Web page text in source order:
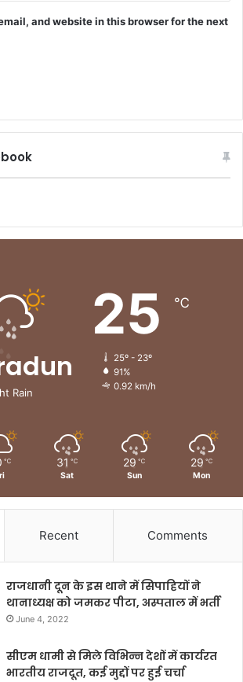
and website in this browser for the next
Rain
25 ℃
25º - 23º
91%
0.92 km/h
℃ 31 ℃
Sat
29 ℃
Sun
29 ℃
Mon
Recent Comments
राजधानी दून के इस थाने में सिपाहियों ने
थानाध्यक्ष को जमकर पीटा, अस्पताल में भर्ती
June 4, 2022
सीएम धामी से मिले विभिन्न देशों में कार्यरत
भारतीय राजदूत, कई मुद्दों पर हुई चर्चा